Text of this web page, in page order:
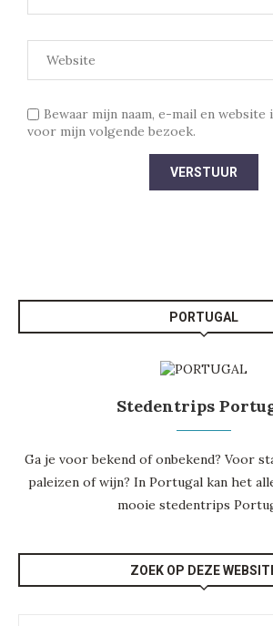
Bewaar mijn naam, e-mail en
voor mijn volgende bezoek.
PORTUGAL
Stedentrips
Ga je voor bekend of onbekend? Voor
paleizen of wijn? In Portugal kan het
mooie stedentrips
ZOEK OP DEZE